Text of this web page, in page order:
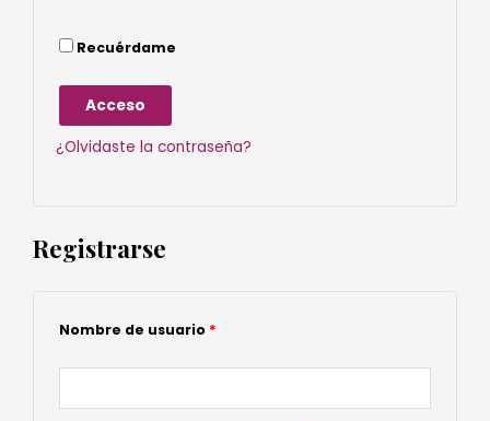
Recuérdame
Acceso
¿Olvidaste la contraseña?
Registrarse
Nombre de usuario *